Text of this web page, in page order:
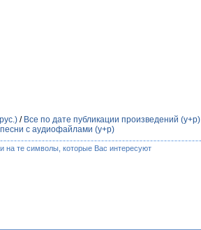
/ Все по дате публикации произведений (у+р)
песни с аудиофайлами (у+р)
на те символы, которые Вас интересуют